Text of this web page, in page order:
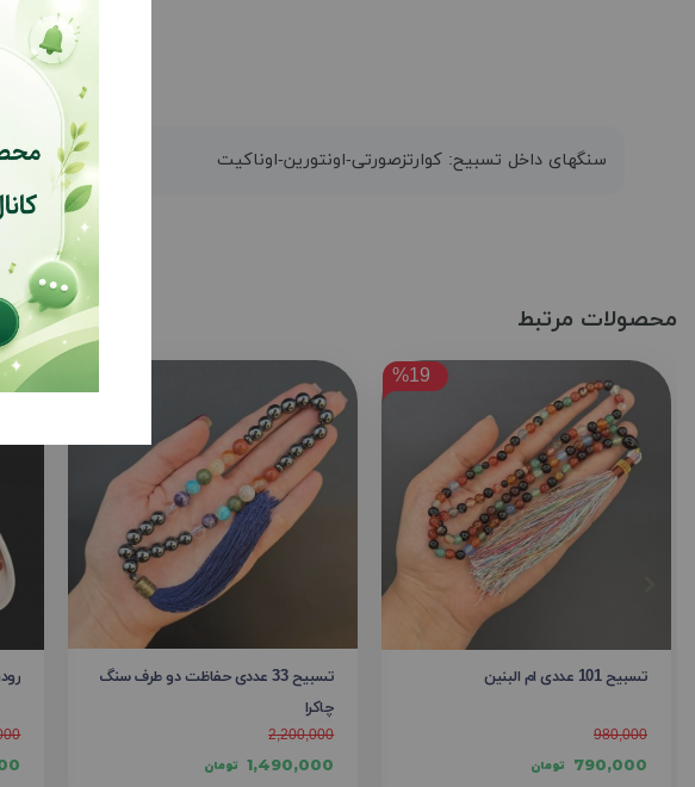
سنگهای داخل تسبیح: کوارتزصورتی-اونتورین-اوناکیت
محصولات مرتبط
%19
تسبیح 101 عددی ام البنین
980,000
790,000 تومان
تسبیح 33 عددی حفاظت دو طرف سنگ
چاکرا
2,200,000
1,490,000 تومان